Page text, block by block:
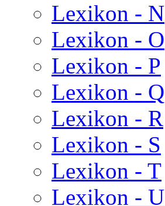
Lexikon - N
Lexikon - O
Lexikon - P
Lexikon - Q
Lexikon - R
Lexikon - S
Lexikon - T
Lexikon - U